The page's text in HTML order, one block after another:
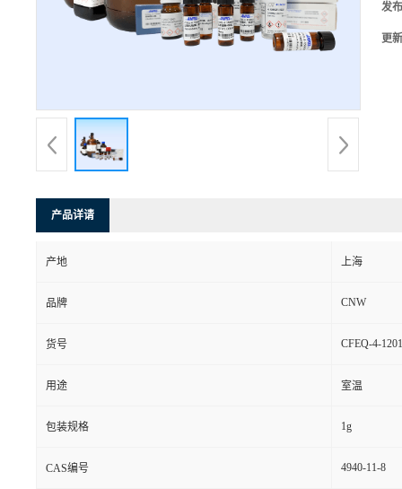
发
更
产品详请
产地 上海
品牌 CNW
货号 CFEQ-4-
用途 室温
包装规格 1g
CAS编号 4940-11-8